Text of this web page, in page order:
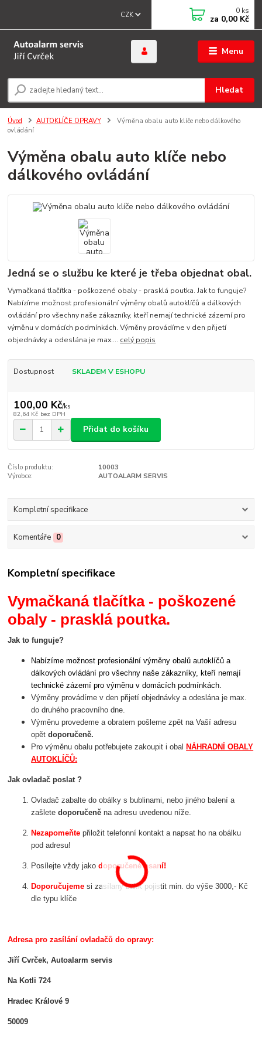
Menu
CZK
Hledat
0 ks
za 0,00 Kč
Úvod AUTOKLÍČE OPRAVY
Výměna obalu auto klíče nebo dálkového
ovládání
Výměna obalu auto klíče nebo
dálkového ovládání
Jedná se o službu ke které je třeba objednat obal.
Vymačkaná tlačítka - poškozené obaly - prasklá poutka. Jak to funguje?
Nabízíme možnost profesionální výměny obalů autoklíčů a dálkových
ovládání pro všechny naše zákazníky, kteří nemají technické zázemí pro
výměnu v domácích podmínkách. Výměny provádíme v den přijetí
objednávky a odeslána je max.... celý popis
Dostupnost SKLADEM V ESHOPU
100,00 Kč/ks
82,64 Kč bez DPH
Přidat do košíku
Číslo produktu:
10003
Výrobce:
AUTOALARM SERVIS
Kompletní specifikace
Komentáře 0
Kompletní specifikace
Vymačkaná tlačítka - poškozené
obaly - prasklá poutka.
Jak to funguje?
Nabízíme možnost profesionální výměny obalů autoklíčů a
dálkových ovládání pro všechny naše zákazníky, kteří nemají
technické zázemí pro výměnu v domácích podmínkách.
Výměny provádíme v den přijetí objednávky a odeslána je max.
do druhého pracovního dne.
Výměnu provedeme a obratem pošleme zpět na Vaší adresu
opětdoporučeně.
Pro výměnu obalu potřebujete zakoupit i obal NÁHRADNÍ OBALY
AUTOKLÍČŮ:
Jak ovladač poslat ?
Ovladač zabalte do obálky s bublinami, nebo jiného balení a
zašletedoporučeně na adresu uvedenou níže.
Nezapomeňte přiložit telefonní kontakt a napsat ho na obálku
pod adresu!
Posílejte vždy jakodoporučené psaní!
Doporučujeme si zasílaný balík pojistit min. do výše 3000,- Kč
dle typu klíče
Adresa pro zasílání ovladačů do opravy:
Jiří Cvrček, Autoalarm servis
Na Kotli 724
Hradec Králové 9
50009